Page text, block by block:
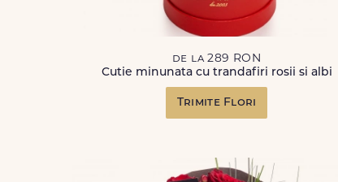
de la 289 RON
Cutie minunata cu trandafiri rosii si albi
Trimite Flori